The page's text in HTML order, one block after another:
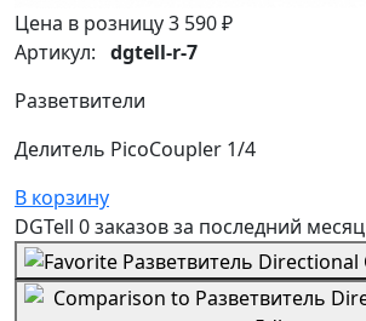
Цена в розницу3 590 ₽
Артикул: dgtell-r-7
Разветвители
Делитель PicoCoupler 1/4
В корзину
DGTell 0 заказовза последний месяц